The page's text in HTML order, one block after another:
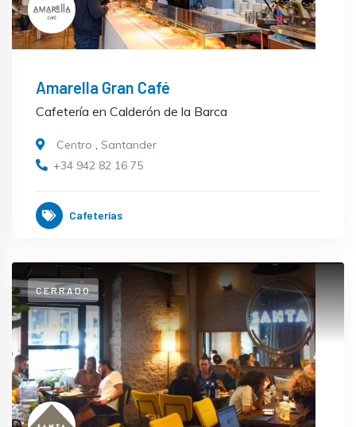
Amarella Gran Café
Cafetería en Calderón de la Barca
Centro , Santander
+34 942 82 16 75
Cafeterías
CERRADO